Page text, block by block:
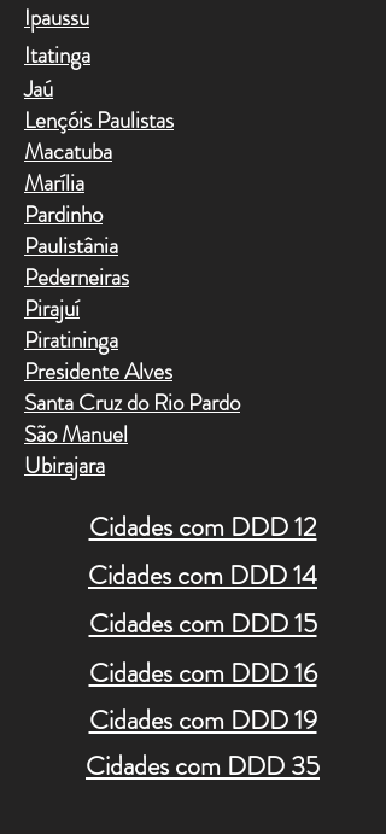
Ipaussu
Itatinga
Jaú
Lençóis Paulistas
Macatuba
Marília
Pardinho
Paulistânia
Pederneiras
Pirajuí
Piratininga
Presidente Alves
Santa Cruz do Rio Pardo
São Manuel
Ubirajara
Cidades com DDD 12
Cidades com DDD 14
Cidades com DDD 15
Cidades com DDD 16
Cidades com DDD 19
Cidades com DDD 35